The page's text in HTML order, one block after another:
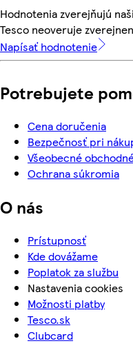
Hodnotenia zverejňujú
Tesco neoveruje
Napísať hodnotenie
Potrebujete
Cena doručenia
Bezpečnosť pri
Všeobecné
Ochrana súkromia
O nás
Prístupnosť
Kde dovážame
Poplatok za službu
Nastavenia cookies
Možnosti platby
Tesco.sk
Clubcard